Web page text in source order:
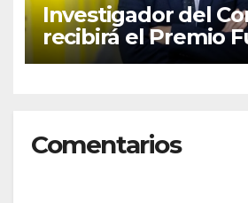
Investigador del
recibirá el Premio
Bunge y Born 2026
Comentarios